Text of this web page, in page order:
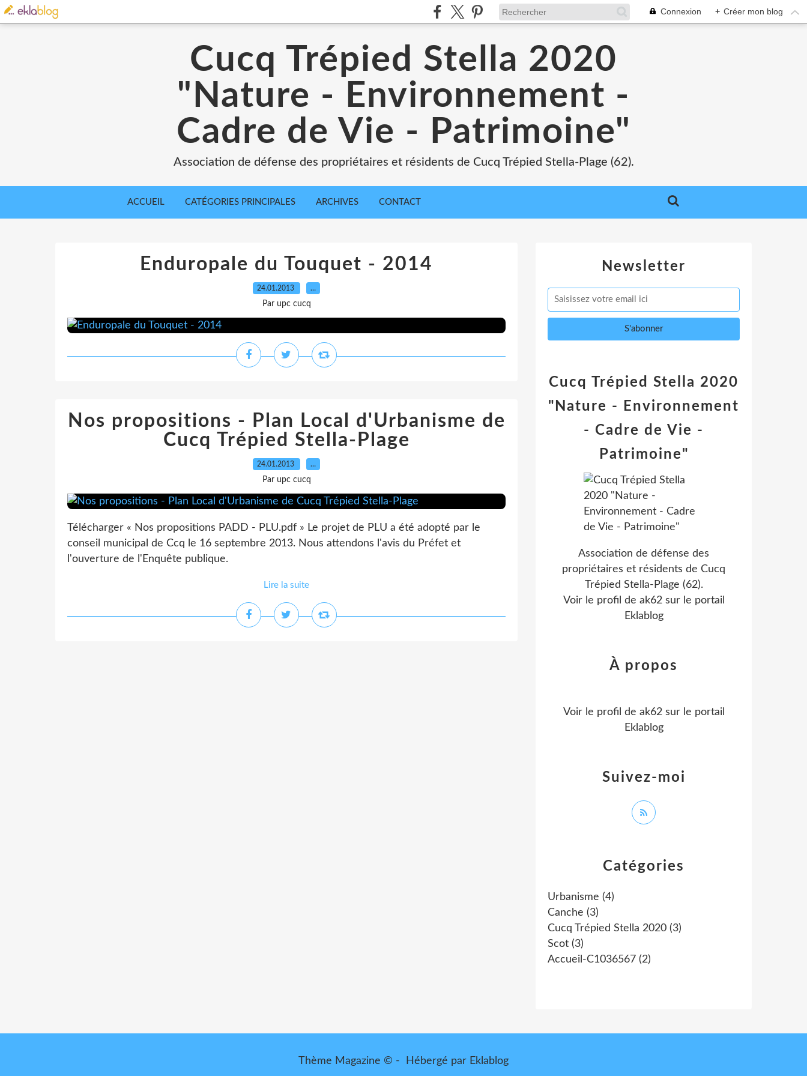
Connexion + Créer mon blog
Cucq Trépied Stella 2020
"Nature - Environnement -
Cadre de Vie - Patrimoine"
Association de défense des propriétaires et résidents de Cucq Trépied Stella-Plage (62).
ACCUEIL CATÉGORIES PRINCIPALES ARCHIVES CONTACT
Enduropale du Touquet - 2014
24.01.2013 …
Par upc cucq
Nos propositions - Plan Local d'Urbanisme de
Cucq Trépied Stella-Plage
24.01.2013 …
Par upc cucq
Télécharger « Nos propositions PADD - PLU.pdf » Le projet de PLU a été adopté par le
conseil municipal de Ccq le 16 septembre 2013. Nous attendons l'avis du Préfet et
l'ouverture de l'Enquête publique.
Lire la suite
Newsletter
Catégories
Urbanisme (4)
Canche (3)
Cucq Trépied Stella 2020 (3)
Scot (3)
Accueil-C1036567 (2)
Cucq Trépied Stella 2020
"Nature - Environnement
- Cadre de Vie -
Patrimoine"
Association de défense des
propriétaires et résidents de Cucq
Trépied Stella-Plage (62).
Voir le profil de ak62sur le portail
Eklablog
Suivez-moi
À propos
Voir le profil de ak62sur le portail
Eklablog
Thème Magazine © - Hébergé par Eklablog